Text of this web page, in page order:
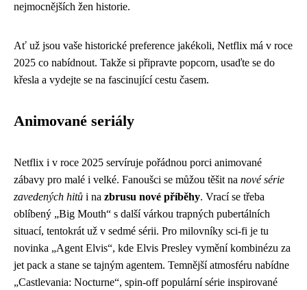
nejmocnějších žen historie.
Ať už jsou vaše historické preference jakékoli, Netflix má v roce
2025 co nabídnout. Takže si připravte popcorn, usaďte se do
křesla a vydejte se na fascinující cestu časem.
Animované seriály
Netflix i v roce 2025 servíruje pořádnou porci animované
zábavy pro malé i velké. Fanoušci se můžou těšit na nové série
zavedených hitů i na zbrusu nové příběhy. Vrací se třeba
oblíbený „Big Mouth“ s další várkou trapných pubertálních
situací, tentokrát už v sedmé sérii. Pro milovníky sci-fi je tu
novinka „Agent Elvis“, kde Elvis Presley vymění kombinézu za
jet pack a stane se tajným agentem. Temnější atmosféru nabídne
„Castlevania: Nocturne“, spin-off populární série inspirované